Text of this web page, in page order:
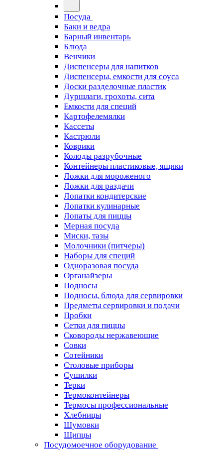
Посуда
Баки и ведра
Барный инвентарь
Блюда
Венчики
Диспенсеры для напитков
Диспенсеры, емкости для соуса
Доски разделочные пластик
Дуршлаги, грохоты, сита
Емкости для специй
Картофелемялки
Кассеты
Кастрюли
Коврики
Колоды разрубочные
Контейнеры пластиковые, ящики
Ложки для мороженого
Ложки для раздачи
Лопатки кондитерские
Лопатки кулинарные
Лопаты для пиццы
Мерная посуда
Миски, тазы
Молочники (питчеры)
Наборы для специй
Одноразовая посуда
Органайзеры
Подносы
Подносы, блюда для сервировки
Предметы сервировки и подачи
Пробки
Сетки для пиццы
Сковороды нержавеющие
Совки
Сотейники
Столовые приборы
Сушилки
Терки
Термоконтейнеры
Термосы профессиональные
Хлебницы
Шумовки
Щипцы
Посудомоечное оборудование